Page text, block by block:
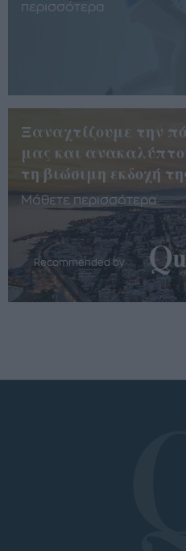
περισσότερα
Ξαναχτίζουμε την
μας και
τη βιώσιμη εκδοχή
Μάθετε περισσότερα
Recommended by